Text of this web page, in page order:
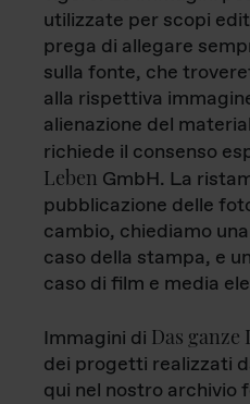
utilizzate per scopi
prega di allegare
sulla fonte, che
alla rispettiva
alienazione del
richiede il consenso
Leben GmbH. La
pubblicazione delle
cambio, chiediamo
caso della stampa, e
caso di film e media
Immagini di Das ganze
dei progetti realizzati
qui nel nostro archivio